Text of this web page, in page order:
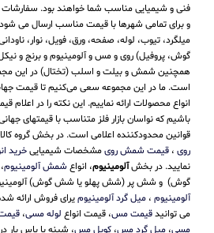
فنی و شیمیایی مناسب شما خواهند بود.
و برای تمامی شهرها با قیمت مناسب ارسال می شود.
میلگرد، تیوب، لوله، صفحه، ورق، فویل، نوار،
گوش، پروفیل) روی و مس و آلومینیوم و برنج و
همچنین شمش و بیلت و اسلب (تختال) در این
است. ما در این مجموعه سعی می‌کنیم تا قیمت جهانی
انواع محصولات ارائه نماییم. این نکته را در اعلام
باشیم که نواسان بازار فلز متناسب با قیمتهای
قوانین محدودکننده اعلامی است. در بخش گروه
روی ، قیمت شمش رویمشخصات شیمیاییخرید
نمایید. در بخشآلومینیوم، انواع شمش آلومینیوم
گوش) و شش پر (شش پهلو یا شش گوش)
آلومینیوم ، میل گرد آلومینیومیرای فروش ارائه
می توانیدقیمت مس، قیمت انواع لوله مسی،
مسی، میل گرد مس، کویل مس، شینه یا باس